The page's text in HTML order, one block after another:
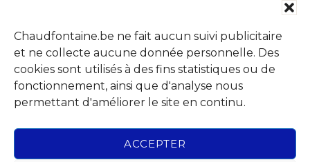
Chaudfontaine.be ne fait aucun suivi publicitaire
et ne collecte aucune donnée personnelle. Des
cookies sont utilisés à des fins statistiques ou de
fonctionnement, ainsi que d'analyse nous
permettant d'améliorer le site en continu.
ACCEPTER
Suivez-nous sur les réseaux sociaux